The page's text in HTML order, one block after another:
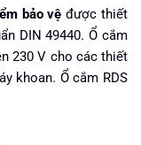
bảo vệ được thiết
DIN 49440. Ổ cắm
230 V cho các thiết
khoan. Ổ cắm RDS